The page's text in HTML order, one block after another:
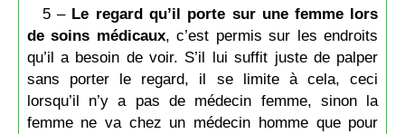
5 –Le regard qu’il porte sur une femme lors
de soins médicaux, c’est permis sur les endroits
qu’il a besoin de voir. S’il lui suffit juste de palper
sans porter le regard, il se limite à cela, ceci
lorsqu’il n’y a pas de médecin femme, sinon la
femme ne va chez un médecin homme que pour